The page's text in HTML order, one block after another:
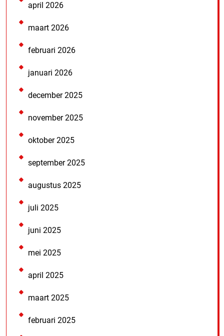
april 2026
maart 2026
februari 2026
januari 2026
december 2025
november 2025
oktober 2025
september 2025
augustus 2025
juli 2025
juni 2025
mei 2025
april 2025
maart 2025
februari 2025